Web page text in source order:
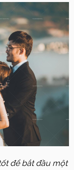
để bắt đầu một